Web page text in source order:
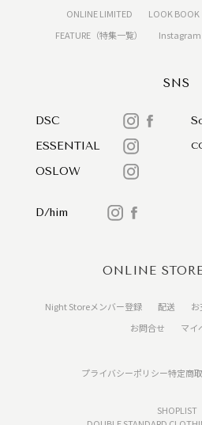
ONLINE LIMITED
LOOK BOOK
FEATURE（特集一覧）
Instagram
SNS
DSC
ESSENTIAL
OSLOW
D/him
ONLINE
Night Storeメンバー登録 配送 お
お問合せ
マイ
プライバシーポリシー特定商
SHOPLIST